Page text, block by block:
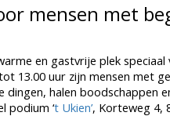
mensen met
en gastvrije plek
13.00 uur zijn mensen met
dingen, halen boodschappen
podium ‘t Ukien’, Korteweg 4,